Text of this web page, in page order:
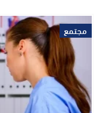
مجتمع